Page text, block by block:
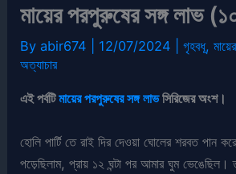
মায়ের পরপুরুষের সঙ্গ লাভ
Byabir674 12/07/2024 |গৃহবধূ,
অত্যাচার
এই পর্বটিমায়ের পরপুরুষের সঙ্গ লাভসিরিজের অংশ।
হোলি পার্টি তে রাই দির দেওয়া ঘোলের শরবত পান
পড়েছিলাম, প্রায় ১২ ঘন্টা পর আমার ঘুম ভেঙেছিল।